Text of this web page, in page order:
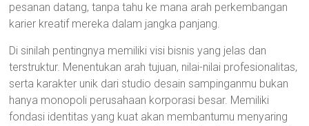
pesanan datang, tanpa tahu ke mana arah perkembangan
karier kreatif mereka dalam jangka panjang.
Di sinilah pentingnya memiliki visi bisnis yang jelas dan
terstruktur. Menentukan arah tujuan, nilai-nilai profesionalitas,
serta karakter unik dari studio desain sampinganmu bukan
hanya monopoli perusahaan korporasi besar. Memiliki
fondasi identitas yang kuat akan membantumu menyaring